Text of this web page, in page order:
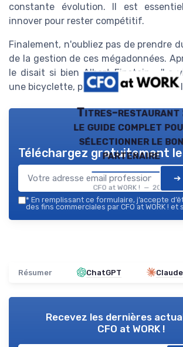
constante évolution. Il est
innover pour rester compétitif.
Finalement, n'oubliez pas de prendre
de la gestion de ces mégadonnées.
le disait si bien Albert Einstein : 'La
une bicyclette, pour garder l'équilibre,
Titres-restaurant
le guide complet
sélectionner le bon
partenaire
CFO at WORK ! — 2026
Téléchargez gratuitement
➔
* En remplissant ce formulaire, j’accepte
des fins commerciales par CFO at WORK ! et
Résumer ChatGPT Claude
Recevez les dernières
CFO at WORK !